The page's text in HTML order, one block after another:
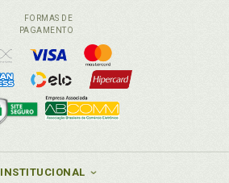
FORMAS DE
PAGAMENTO
INSTITUCIONAL